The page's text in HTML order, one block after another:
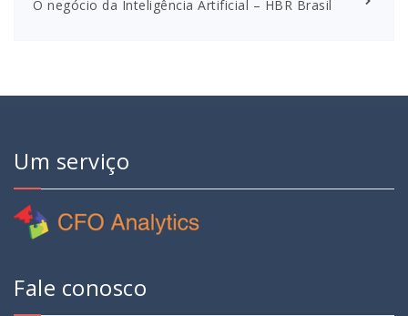
O negócio da Inteligência Artificial – HBR Brasil
Um serviço
Fale conosco